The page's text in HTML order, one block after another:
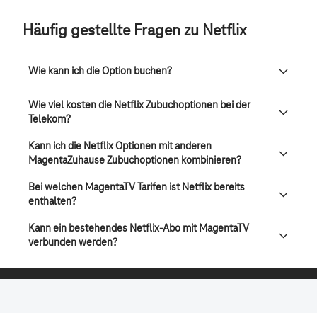
Häufig gestellte Fragen zu Netflix
Wie kann ich die Option buchen?
Wie viel kosten die Netflix Zubuchoptionen bei der
Telekom?
Kann ich die Netflix Optionen mit anderen
MagentaZuhause Zubuchoptionen kombinieren?
Bei welchen MagentaTV Tarifen ist Netflix bereits
enthalten?
Kann ein bestehendes Netflix-Abo mit MagentaTV
verbunden werden?